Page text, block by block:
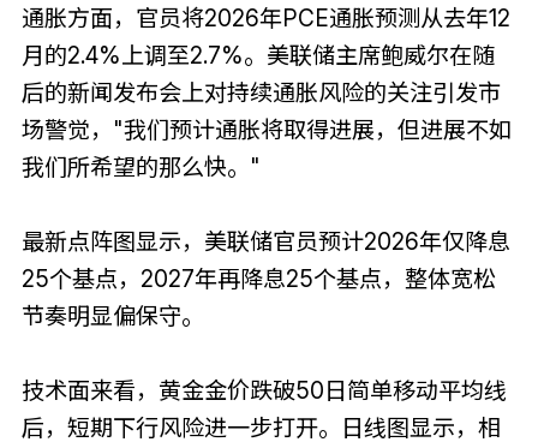
通胀方面，官员将2026年PCE通胀预测从去年12
月的2.4%上调至2.7%。美联储主席鲍威尔在随
后的新闻发布会上对持续通胀风险的关注引发市
场警觉，"我们预计通胀将取得进展，但进展不如
我们所希望的那么快。"
最新点阵图显示，美联储官员预计2026年仅降息
25个基点，2027年再降息25个基点，整体宽松
节奏明显偏保守。
技术面来看，黄金金价跌破50日简单移动平均线
后，短期下行风险进一步打开。日线图显示，相